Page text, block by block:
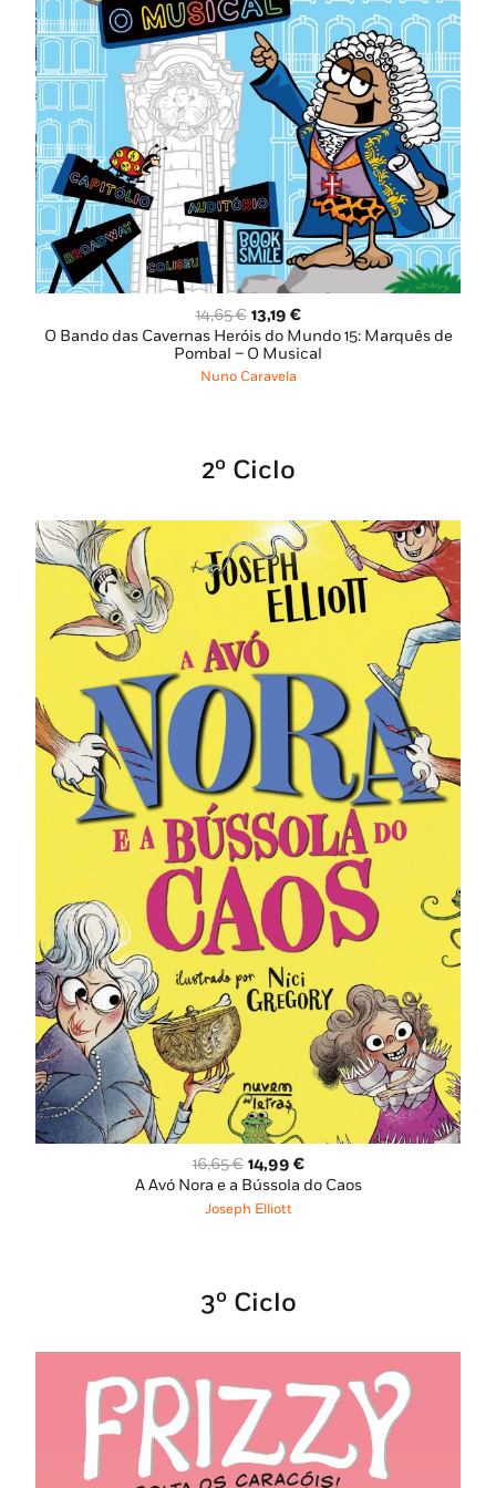
14,65€ O
preço
original
era:
13,19 €O
preço
atual
O Bando das Cavernas Heróis do Mundo 15: Marquês de
Pombal – O Musical
Nuno Caravela
2º Ciclo
16,65€ O
preço
original
14,99 €O
preço
A Avó Nora e a Bússola do Caos
Joseph Elliott
3º Ciclo